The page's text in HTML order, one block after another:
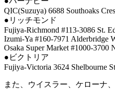
QIC(Suzuya) 6688 Southoaks
●リッチモンド
Fujiya-Richmond #113-3086 St.
Izumi-Ya #160-7971 Alderbridge
Osaka Super Market #1000-3700
●ビクトリア
Fujiya-Victoria 3624 Shelbourne
また、ウイスラー、ケローナ